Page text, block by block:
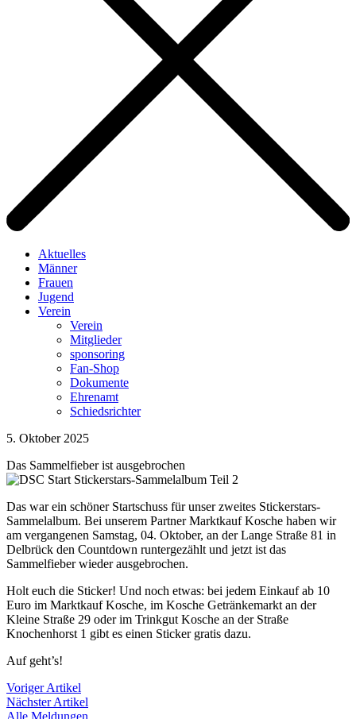
Aktuelles
Männer
Frauen
Jugend
Verein
Verein
Mitglieder
sponsoring
Fan-Shop
Dokumente
Ehrenamt
Schiedsrichter
5. Oktober 2025
Das Sammelfieber ist ausgebrochen
Das war ein schöner Startschuss für unser zweites Stickerstars-
Sammelalbum. Bei unserem Partner Marktkauf Kosche haben wir
am vergangenen Samstag, 04. Oktober, an der Lange Straße 81 in
Delbrück den Countdown runtergezählt und jetzt ist das
Sammelfieber wieder ausgebrochen.
Holt euch die Sticker! Und noch etwas: bei jedem Einkauf ab 10
Euro im Marktkauf Kosche, im Kosche Getränkemarkt an der
Kleine Straße 29 oder im Trinkgut Kosche an der Straße
Knochenhorst 1 gibt es einen Sticker gratis dazu.
Auf geht’s!
Voriger Artikel
Nächster Artikel
Alle Meldungen